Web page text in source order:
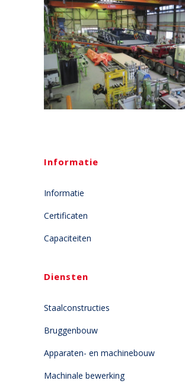
Informatie
Informatie
Certificaten
Capaciteiten
Diensten
Staalconstructies
Bruggenbouw
Apparaten- en machinebouw
Machinale bewerking